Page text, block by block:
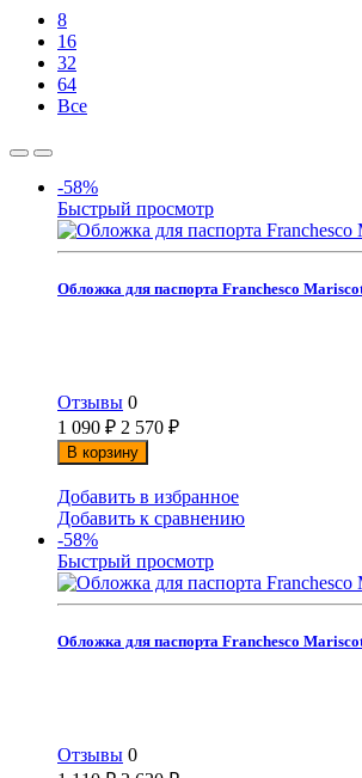
8
16
32
64
Все
-58%
Быстрый просмотр
Обложка для паспорта Franchesco
Отзывы 0
1 090 ₽ 2 570 ₽
В корзину
Добавить в избранное
Добавить к сравнению
-58%
Быстрый просмотр
Обложка для паспорта Franchesco
Отзывы 0